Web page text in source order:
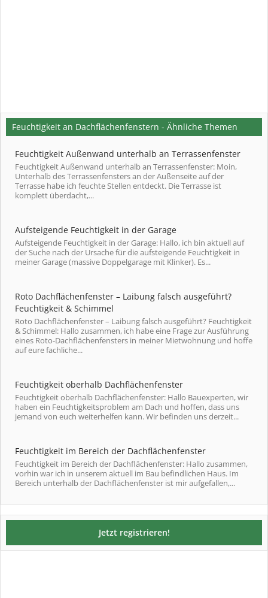
Feuchtigkeit an Dachflächenfenstern - Ähnliche Themen
Feuchtigkeit Außenwand unterhalb an Terrassenfenster
Feuchtigkeit Außenwand unterhalb an Terrassenfenster: Moin,
Unterhalb des Terrassenfensters an der Außenseite auf der
Terrasse habe ich feuchte Stellen entdeckt. Die Terrasse ist
komplett überdacht,...
Aufsteigende Feuchtigkeit in der Garage
Aufsteigende Feuchtigkeit in der Garage: Hallo, ich bin aktuell auf
der Suche nach der Ursache für die aufsteigende Feuchtigkeit in
meiner Garage (massive Doppelgarage mit Klinker). Es...
Roto Dachflächenfenster – Laibung falsch ausgeführt?
Feuchtigkeit & Schimmel
Roto Dachflächenfenster – Laibung falsch ausgeführt? Feuchtigkeit
& Schimmel: Hallo zusammen, ich habe eine Frage zur Ausführung
eines Roto-Dachflächenfensters in meiner Mietwohnung und hoffe
auf eure fachliche...
Feuchtigkeit oberhalb Dachflächenfenster
Feuchtigkeit oberhalb Dachflächenfenster: Hallo Bauexperten, wir
haben ein Feuchtigkeitsproblem am Dach und hoffen, dass uns
jemand von euch weiterhelfen kann. Wir befinden uns derzeit...
Feuchtigkeit im Bereich der Dachflächenfenster
Feuchtigkeit im Bereich der Dachflächenfenster: Hallo zusammen,
vorhin war ich in unserem aktuell im Bau befindlichen Haus. Im
Bereich unterhalb der Dachflächenfenster ist mir aufgefallen,...
Jetzt registrieren!